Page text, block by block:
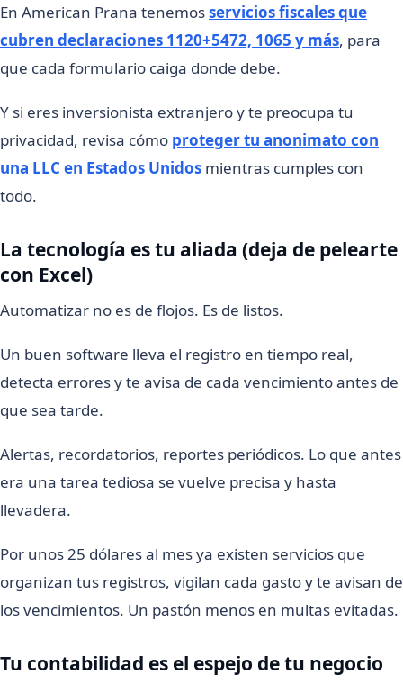
En American Prana tenemosservicios fiscales que
cubren declaraciones 1120+5472, 1065 y más, para
que cada formulario caiga donde debe.
Y si eres inversionista extranjero y te preocupa tu
privacidad, revisa cómo proteger tu anonimato con
una LLC en Estados Unidos mientras cumples con
todo.
La tecnología es tu aliada (deja de pelearte
con Excel)
Automatizar no es de flojos. Es de listos.
Un buen software lleva el registro en tiempo real,
detecta errores y te avisa de cada vencimiento antes de
que sea tarde.
Alertas, recordatorios, reportes periódicos. Lo que antes
era una tarea tediosa se vuelve precisa y hasta
llevadera.
Por unos 25 dólares al mes ya existen servicios que
organizan tus registros, vigilan cada gasto y te avisan de
los vencimientos. Un pastón menos en multas evitadas.
Tu contabilidad es el espejo de tu negocio